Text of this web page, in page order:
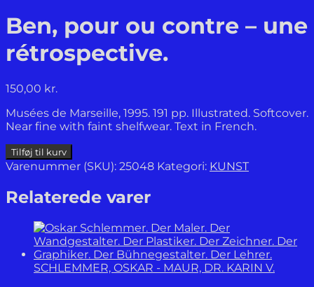
Ben, pour ou contre – une
rétrospective.
150,00 kr.
Musées de Marseille, 1995. 191 pp. Illustrated. Softcover.
Near fine with faint shelfwear. Text in French.
Ben,
pour
contre
-
rétrospective.
Tilføj til kurv
Varenummer (SKU): 25048 Kategori: KUNST
Relaterede varer
SCHLEMMER, OSKAR - MAUR, DR. KARIN V.